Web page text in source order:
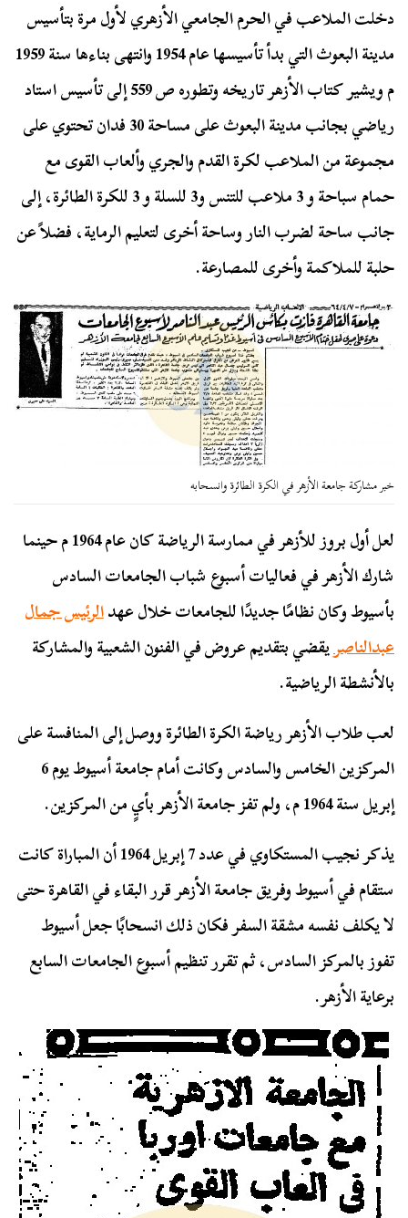
دخلت الملاعب في الحرم الجامعي الأزهري لأول مرة بتأسيس
مدينة البعوث التي بدأ تأسيسها عام 1954 وانتهى بناءها سنة 1959
م ويشير كتاب الأزهر تاريخه وتطوره ص 559 إلى تأسيس استاد
رياضي بجانب مدينة البعوث على مساحة 30 فدان تحتوي على
مجموعة من الملاعب لكرة القدم والجري وألعاب القوى مع
حمام سباحة و 3 ملاعب للتنس و3 للسلة و 3 للكرة الطائرة، إلى
جانب ساحة لضرب النار وساحة أخرى لتعليم الرماية، فضلاً عن
حلبة للملاكمة وأخرى للمصارعة.
خبر مشاركة جامعة الأزهر في الكرة الطائرة وانسحابه
لعل أول بروز للأزهر في ممارسة الرياضة كان عام 1964 م حينما
شارك الأزهر في فعاليات أسبوع شباب الجامعات السادس
بأسيوط وكان نظامًا جديدًا للجامعات خلال عهدالرئيس جمال
عبدالناصريقضي بتقديم عروض في الفنون الشعبية والمشاركة
بالأنشطة الرياضية.
لعب طلاب الأزهر رياضة الكرة الطائرة ووصل إلى المنافسة على
المركزين الخامس والسادس وكانت أمام جامعة أسيوط يوم 6
إبريل سنة 1964 م، ولم تفز جامعة الأزهر بأيٍ من المركزين.
يذكر نجيب المستكاوي في عدد 7 إبريل 1964 أن المباراة كانت
ستقام في أسيوط وفريق جامعة الأزهر قرر البقاء في القاهرة حتى
لا يكلف نفسه مشقة السفر فكان ذلك انسحابًا جعل أسيوط
تفوز بالمركز السادس، ثم تقرر تنظيم أسبوع الجامعات السابع
برعاية الأزهر.